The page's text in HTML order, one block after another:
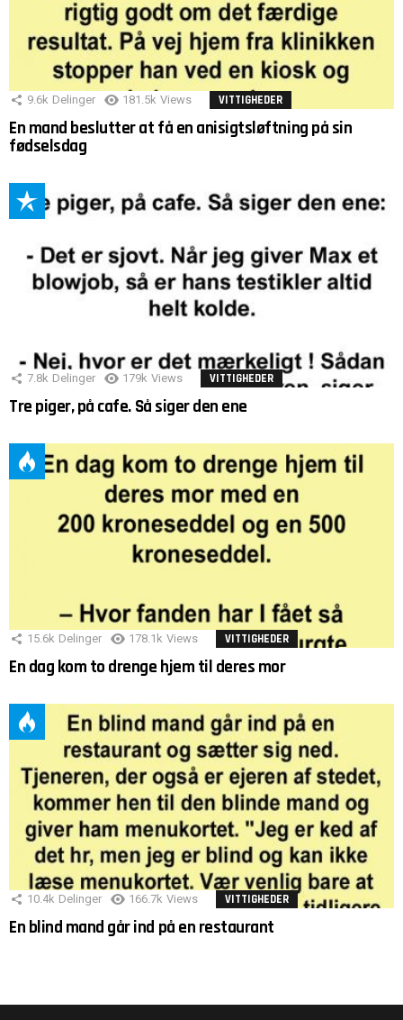
9.6k Delinger 181.5k Views VITTIGHEDER
En mand beslutter at få en anisigtsløftning på sin
fødselsdag
7.8k Delinger 179k Views VITTIGHEDER
Tre piger, på cafe. Så siger den ene
15.6k Delinger 178.1k Views VITTIGHEDER
En dag kom to drenge hjem til deres mor
10.4k Delinger 166.7k Views VITTIGHEDER
En blind mand går ind på en restaurant